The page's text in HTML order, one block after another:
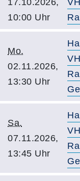
10:00 Uhr
Mo.
02.11.2026,
13:30 Uhr
Sa.
07.11.2026,
13:45 Uhr